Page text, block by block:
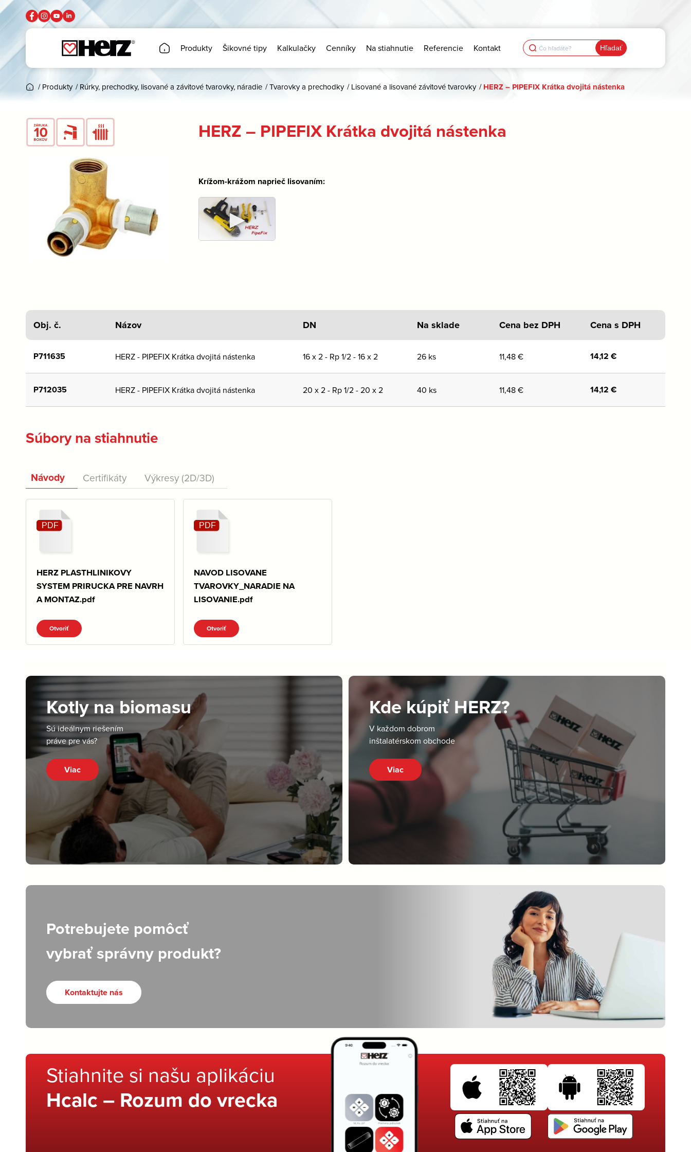
Produkty Šikovné tipy Kalkulačky Cenníky Na stiahnutie Referencie Kontakt Search
for:
/ Produkty / Rúrky, prechodky, lisované a závitové tvarovky, náradie /Tvarovky a prechodky / Lisované a lisované závitové tvarovky / HERZ – PIPEFIX Krátka dvojitá nástenka
HERZ – PIPEFIX Krátka dvojitá nástenka
Krížom-krážom naprieč lisovaním:
►
Obj. č. Názov DN Na sklade Cena bez DPH Cena s DPH
P711635 HERZ - PIPEFIX Krátka dvojitá nástenka 16 x 2 - Rp 1/2 - 16 x 2 26 ks 11,48€ 14,12 €
P712035 HERZ - PIPEFIX Krátka dvojitá nástenka 20 x 2 - Rp 1/2 - 20 x 2 40 ks 11,48€ 14,12 €
Súbory na stiahnutie
Návody Certifikáty Výkresy (2D/3D)
HERZ PLASTHLINIKOVY
SYSTEM PRIRUCKA PRE NAVRH
A MONTAZ.pdf
Otvoriť
NAVOD LISOVANE
TVAROVKY_NARADIE NA
LISOVANIE.pdf
Otvoriť
Kotly na biomasu
Sú ideálnym riešením
práve pre vás?
Viac
Kde kúpiť HERZ?
V každom dobrom
inštalatérskom obchode
Viac
Potrebujete pomôcť
vybrať správny produkt?
Kontaktujte nás
Stiahnite si našu aplikáciu
Hcalc – Rozum do vrecka